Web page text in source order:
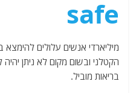
safe
מיליארדי אנשים עלולים להימצא
הקטלני ובשום מקום לא ניתן
בריאות מוביל.